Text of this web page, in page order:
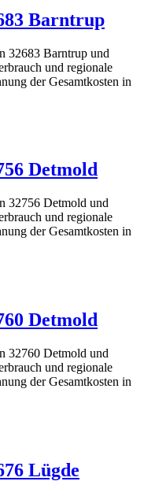
Barntrup
32683 Barntrup und
und regionale
der Gesamtkosten in
Detmold
32756 Detmold und
und regionale
der Gesamtkosten in
Detmold
32760 Detmold und
und regionale
der Gesamtkosten in
Lügde